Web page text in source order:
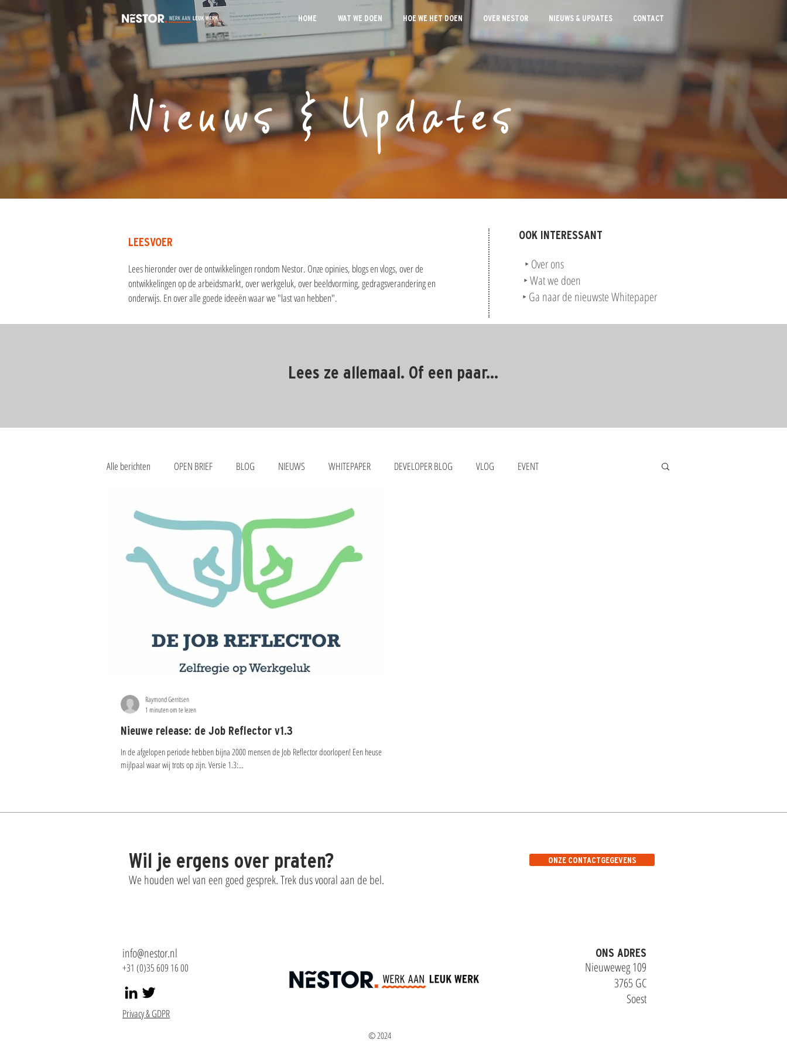
HOME WAT WE DOEN HOE WE HET DOEN OVER NESTOR NIEUWS & UPDATES CONTACT
Nieuws & Updates
OOK INTERESSANT
‣ Over ons
‣ Wat we doen
LEESVOER
Lees hieronder over de ontwikkelingen rondom Nestor. Onze opinies, blogs en vlogs, over de
ontwikkelingen op de arbeidsmarkt, over werkgeluk, over beeldvorming, gedragsverandering en
onderwijs. En over alle goede ideeën waar we "last van hebben".
‣ Ga naar de nieuwste Whitepaper
Lees ze allemaal. Of een paar...
Alle berichten OPEN BRIEF BLOG NIEUWS WHITEPAPER DEVELOPER BLOG VLOG EVENT
Nieuwe release: de Job Reflector v1.3
In de afgelopen periode hebben bijna 2000 mensen de Job Reflector doorlopen! Een heuse
mijlpaal waar wij trots op zijn. Versie 1.3:...
Raymond Gerritsen
1 minuten om te lezen
Wil je ergens over praten?
We houden wel van een goed gesprek. Trek dus vooral aan de bel.
ONZE CONTACTGEGEVENS
info@nestor.nl ONS ADRES
Nieuweweg 109
3765 GC
Soest
+31 (0)35 609 16 00
Privacy & GDPR
© 2024